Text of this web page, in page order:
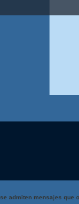
admiten mensajes que